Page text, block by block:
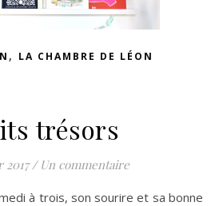
, LA CHAMBRE DE LÉON
trésors
2017 / Un commentaire